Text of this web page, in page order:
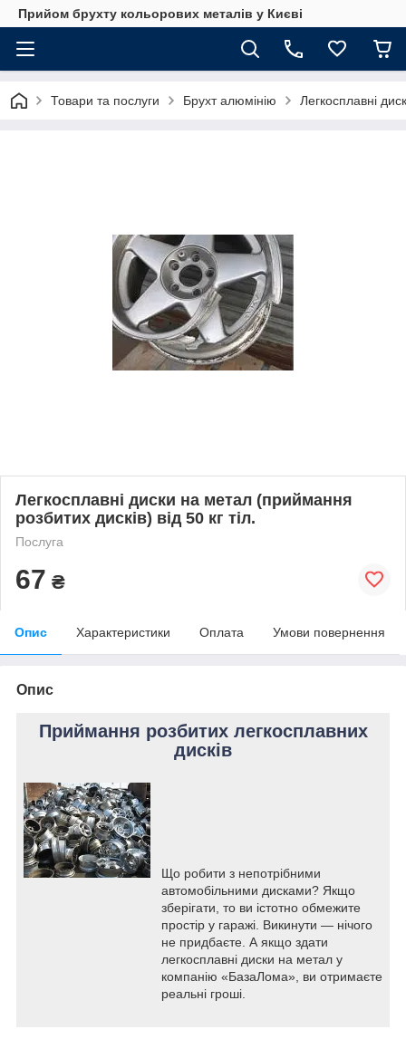
Прийом брухту кольорових металів у Києві
Товари та послуги Брухт алюмінію Легкосплавні
Легкосплавні диски на метал (приймання
розбитих дисків) від 50 кг тіл.
Послуга
67 ₴
Опис Характеристики Оплата Умови повернення
Опис
Приймання розбитих легкосплавних
дисків
Що робити з непотрібними
автомобільними дисками? Якщо
зберігати, то ви істотно обмежите
простір у гаражі. Викинути — нічого
не придбаєте. А якщо здати
легкосплавні диски на метал у
компанію «БазаЛома», ви отримаєте
реальні гроші.